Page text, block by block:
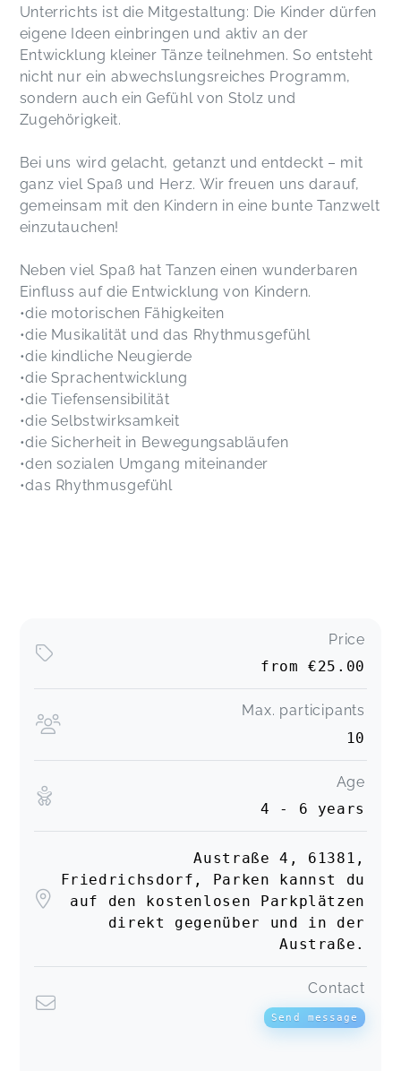
Unterrichts ist die Mitgestaltung: Die Kinder dürfen
eigene Ideen einbringen und aktiv an der
Entwicklung kleiner Tänze teilnehmen. So entsteht
nicht nur ein abwechslungsreiches Programm,
sondern auch ein Gefühl von Stolz und
Zugehörigkeit.
Bei uns wird gelacht, getanzt und entdeckt – mit
ganz viel Spaß und Herz. Wir freuen uns darauf,
gemeinsam mit den Kindern in eine bunte Tanzwelt
einzutauchen!
Neben viel Spaß hat Tanzen einen wunderbaren
Einfluss auf die Entwicklung von Kindern.
•die motorischen Fähigkeiten
•die Musikalität und das Rhythmusgefühl
•die kindliche Neugierde
•die Sprachentwicklung
•die Tiefensensibilität
•die Selbstwirksamkeit
•die Sicherheit in Bewegungsabläufen
•den sozialen Umgang miteinander
•das Rhythmusgefühl
Price
from€25.00
Max. participants
10
Age
4 - 6 years
Austraße 4, 61381,
Friedrichsdorf, Parken kannst du
auf den kostenlosen Parkplätzen
direkt gegenüber und in der
Austraße.
Contact
Send message